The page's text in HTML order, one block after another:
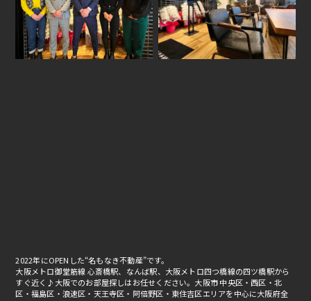
2022年にOPENした“名もなき不動産”です。
大阪メトロ御堂筋線 心斎橋駅、なんば駅、大阪メトロ四つ橋線の四ツ橋駅から
すぐ近く♪大阪でのお部屋探しはお任せください。大阪市 中央区・西区・北
区・福島区・浪速区・天王寺区・阿倍野区・東住吉区エリアを中心に大阪府全